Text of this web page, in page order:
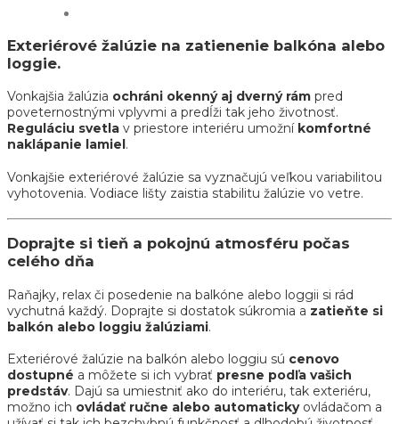
Exteriérové žalúzie na zatienenie balkóna alebo
loggie.
Vonkajšia žalúzia ochráni okenný aj dverný rám pred
poveternostnými vplyvmi a predĺži tak jeho životnosť.
Reguláciu svetla v priestore interiéru umožní komfortné
naklápanie lamiel .
Vonkajšie exteriérové žalúzie sa vyznačujú veľkou variabilitou
vyhotovenia. Vodiace lišty zaistia stabilitu žalúzie vo vetre.
Doprajte si tieň a pokojnú atmosféru počas
celého dňa
Raňajky, relax či posedenie na balkóne alebo loggii si rád
vychutná každý. Doprajte si dostatok súkromia a zatieňte si
balkón alebo loggiu žalúziami.
Exteriérové žalúzie na balkón alebo loggiu sú cenovo
dostupné a môžete si ich vybrať presne podľa vašich
predstáv. Dajú sa umiestniť ako do interiéru, tak exteriéru,
možno ich ovládať ručne alebo automatickyovládačom a